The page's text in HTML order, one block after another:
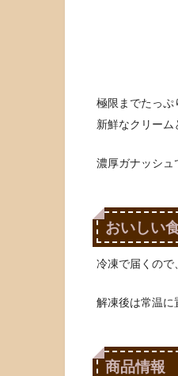
極限までたっぷ
新鮮なクリーム
濃厚ガナッシュ
おいしい
冷凍で届くので
解凍後は常温に
商品情報